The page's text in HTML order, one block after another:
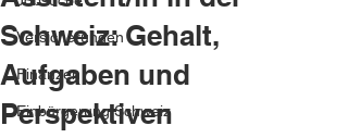
Versicherungen
Finanzen
Einbürgerung Schweiz
Schweiz: Gehalt,
Aufgaben und
Perspektiven